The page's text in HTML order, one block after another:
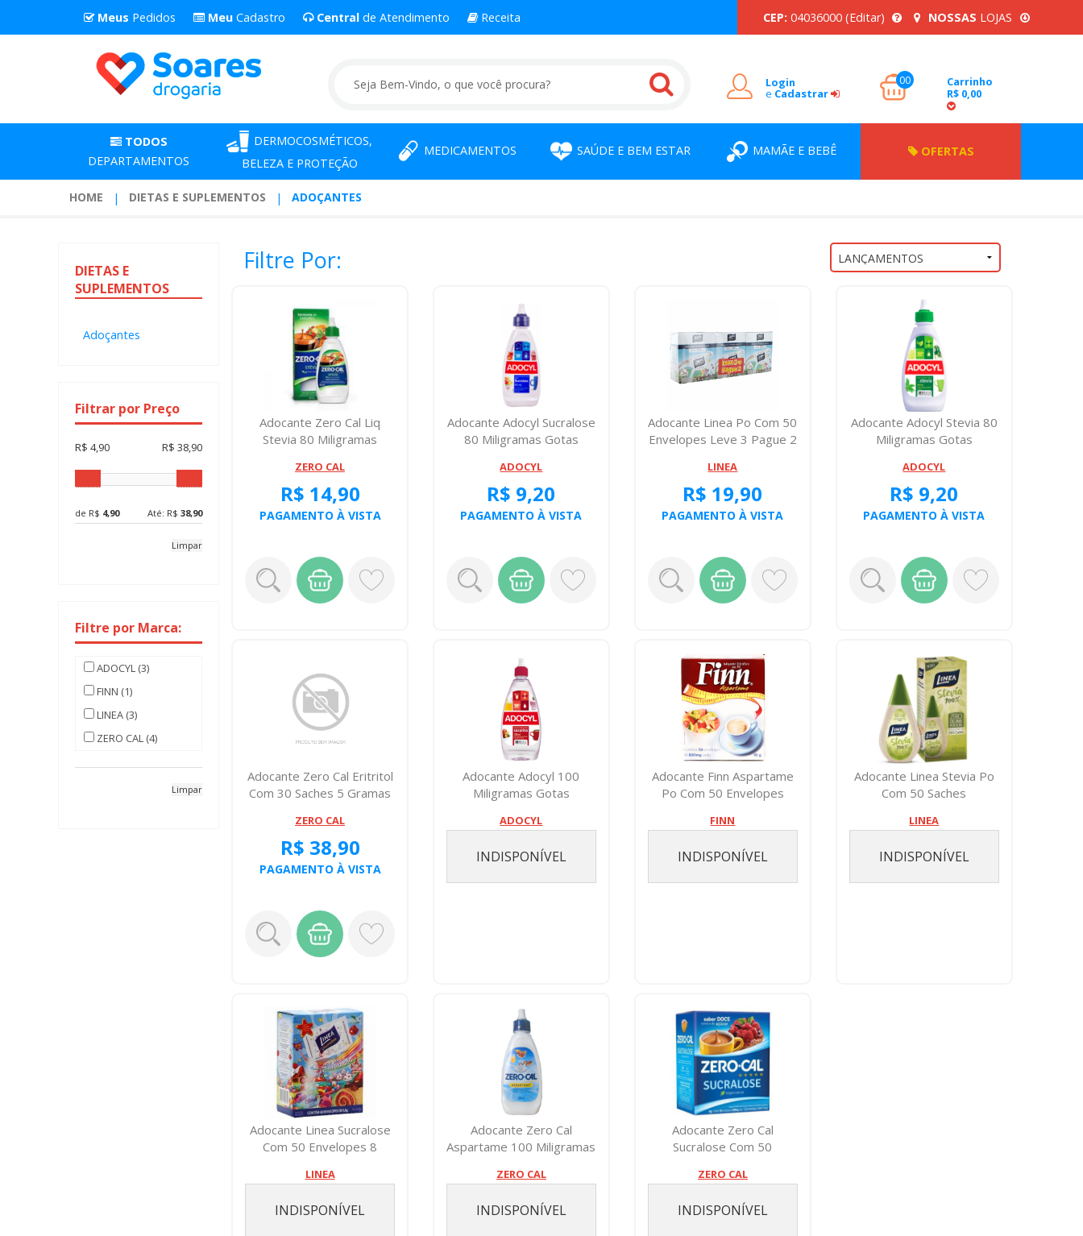
Meus Pedidos Meu Cadastro Central de Atendimento Receita CEP: 04036000 (Editar) NOSSAS LOJAS
Login
e Cadastrar
00
Carrinho
R$ 0,00
TODOS
DEPARTAMENTOS
DERMOCOSMÉTICOS,
BELEZA E PROTEÇÃO
MEDICAMENTOS SAÚDE E BEM ESTAR MAMÃE E BEBÊ OFERTAS
HOME DIETAS E SUPLEMENTOS ADOÇANTES
DIETAS E
SUPLEMENTOS
Adoçantes
Filtrar por Preço
R$ 4,90 R$ 38,90
de R$ 4,90 Até: R$ 38,90
Limpar
Filtre por Marca:
ADOCYL (3)
FINN (1)
LINEA (3)
ZERO CAL (4)
Limpar
Filtre Por:
Adocante Zero Cal Liq
Stevia 80 Miligramas
ZERO CAL
R$ 14,90
PAGAMENTO À VISTA
Adocante Adocyl Sucralose
80 Miligramas Gotas
ADOCYL
R$ 9,20
PAGAMENTO À VISTA
Adocante Linea Po Com 50
Envelopes Leve 3 Pague 2
LINEA
R$ 19,90
PAGAMENTO À VISTA
Adocante Adocyl Stevia 80
Miligramas Gotas
ADOCYL
R$ 9,20
PAGAMENTO À VISTA
Adocante Zero Cal Eritritol
Com 30 Saches 5 Gramas
ZERO CAL
R$ 38,90
PAGAMENTO À VISTA
Adocante Adocyl 100
Miligramas Gotas
ADOCYL
INDISPONÍVEL
Adocante Finn Aspartame
Po Com 50 Envelopes
FINN
INDISPONÍVEL
Adocante Linea Stevia Po
Com 50 Saches
LINEA
INDISPONÍVEL
Adocante Linea Sucralose
Com 50 Envelopes 8
LINEA
INDISPONÍVEL
Adocante Zero Cal
Aspartame 100 Miligramas
ZERO CAL
INDISPONÍVEL
Adocante Zero Cal
Sucralose Com 50
ZERO CAL
INDISPONÍVEL